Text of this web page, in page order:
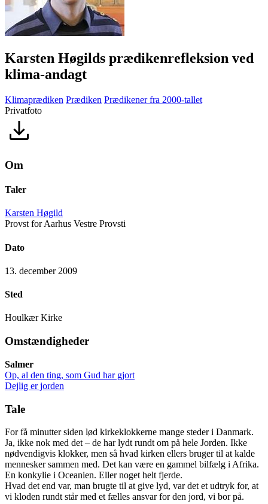
Karsten Høgilds prædikenrefleksion ved
klima-andagt
Klimaprædiken Prædiken Prædikener fra 2000-tallet
Privatfoto
Om
Taler
Karsten Høgild
Provst for Aarhus Vestre Provsti
Dato
13. december 2009
Sted
Houlkær Kirke
Omstændigheder
Salmer
Op, al den ting, som Gud har gjort
Dejlig er jorden
Tale
For få minutter siden lød kirkeklokkerne mange steder i Danmark.
Ja, ikke nok med det – de har lydt rundt om på hele Jorden. Ikke
nødvendigvis klokker, men så hvad kirken ellers bruger til at kalde
mennesker sammen med. Det kan være en gammel bilfælg i Afrika.
En konkylie i Oceanien. Eller noget helt fjerde.
Hvad det end var, man brugte til at give lyd, var det et udtryk for, at
vi kloden rundt står med et fælles ansvar for den jord, vi bor på.